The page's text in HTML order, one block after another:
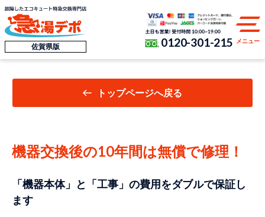
佐賀県版 0120-301-215 メニュー
トップページへ戻る
機器交換後の10年間は無償で修理！
「機器本体」と「工事」の費用をダブルで保証し
ます